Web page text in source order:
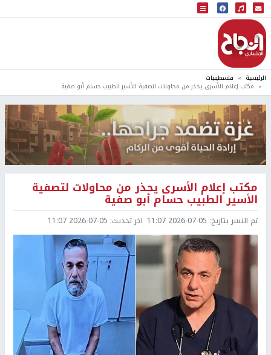
البث المباشر
إذاعة النجاح
الرئيسية فلسطينيات
مكتب إعلام الأسرى يحذر من محاولات لتصفية الأسير الطبيب حسام أبو صفية
مكتب إعلام الأسرى يحذر من محاولات لتصفية
الأسير الطبيب حسام أبو صفية
تم النشر بتاريخ: 2026-07-05 11:07 اخر تحديث: 2026-07-05 11:07